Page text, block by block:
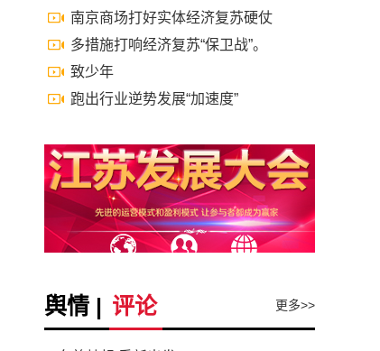
南京商场打好实体经济复苏硬仗
多措施打响经济复苏“保卫战”。
致少年
跑出行业逆势发展“加速度”
舆情 | 评论 更多>>